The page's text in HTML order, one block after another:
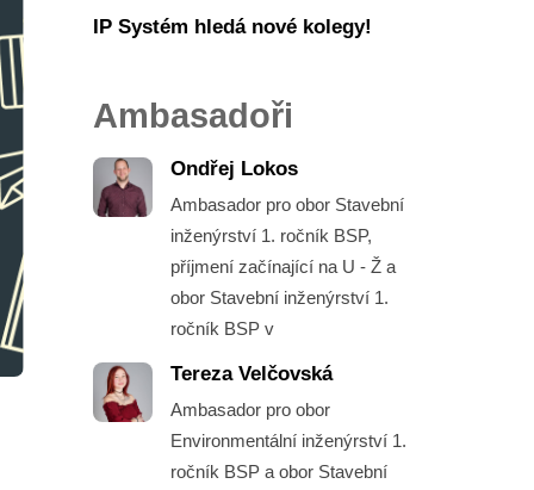
IP Systém hledá nové kolegy!
Ambasadoři
Ondřej Lokos
Ambasador pro obor Stavební
inženýrství 1. ročník BSP,
příjmení začínající na U - Ž a
obor Stavební inženýrství 1.
ročník BSP v
Tereza Velčovská
Ambasador pro obor
Environmentální inženýrství 1.
ročník BSP a obor Stavební